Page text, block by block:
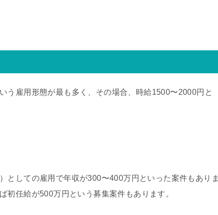
う雇用形態が最も多く、その場合、時給1500〜2000円と
としての雇用で年収が300〜400万円といった案件もありま
初任給が500万円という募集案件もあります。